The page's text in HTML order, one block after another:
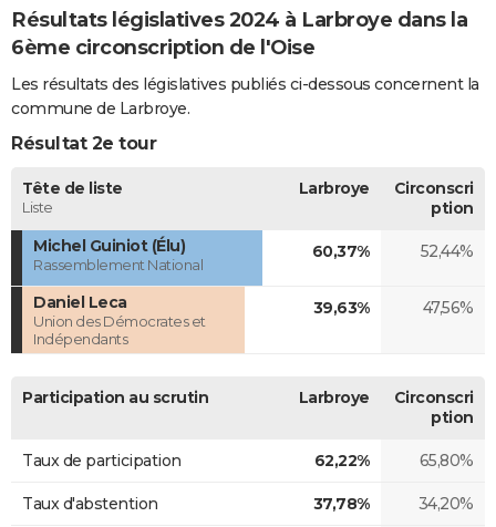
Résultats législatives 2024 à Larbroye dans la
6ème circonscription de l'Oise
Les résultats des législatives publiés ci-dessous concernent la
commune de Larbroye.
Résultat 2e tour
Tête de liste
Liste
Larbroye
Circonscri
ption
Michel Guiniot (Élu)
Rassemblement National
60,37% 52,44%
Daniel Leca
Union des Démocrates et
Indépendants
39,63% 47,56%
Participation au scrutin Larbroye
Circonscri
ption
Taux de participation 62,22% 65,80%
Taux d'abstention 37,78% 34,20%